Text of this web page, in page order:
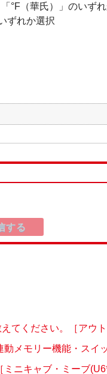
°F（華氏）」のいず
ずれか選択
てください。［アウ
メモリー機能・スイ
ニキャブ・ミーブ